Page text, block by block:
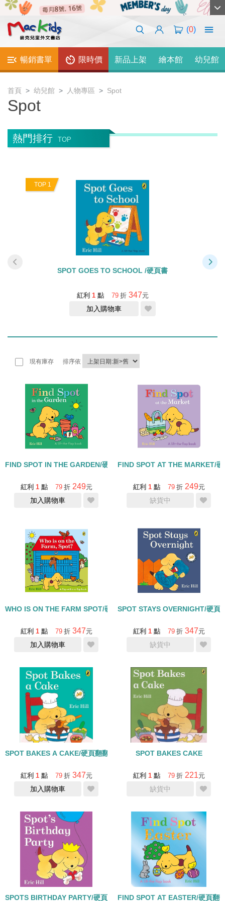
(0)
暢銷書單 限時價 新品上架 繪本館 幼兒館
首頁 幼兒館 人物專區 Spot
Spot
熱門排行 TOP
TOP 1
SPOT GOES TO SCHOOL /硬頁書
紅利 1 點 79 折 347元
加入購物車
現有庫存 排序依
FIND SPOT IN THE GARDEN/硬頁翻翻書
紅利 1 點 79 折 249元
加入購物車
FIND SPOT AT THE MARKET/
紅利 1 點 79 折 249元
缺貨中
WHO IS ON THE FARM SPOT/硬頁翻翻書
紅利 1 點 79 折 347元
加入購物車
SPOT STAYS OVERNIGHT/硬頁
紅利 1 點 79 折 347元
缺貨中
SPOT BAKES A CAKE/硬頁翻翻書
紅利 1 點 79 折 347元
加入購物車
SPOT BAKES CAKE
紅利 1 點 79 折 221元
缺貨中
SPOTS BIRTHDAY PARTY/硬頁書 FIND SPOT AT EASTER/硬頁翻